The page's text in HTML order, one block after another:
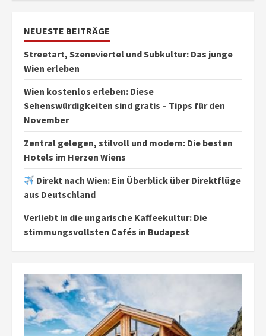
NEUESTE BEITRÄGE
Streetart, Szeneviertel und Subkultur: Das junge
Wien erleben
Wien kostenlos erleben: Diese
Sehenswürdigkeiten sind gratis – Tipps für den
November
Zentral gelegen, stilvoll und modern: Die besten
Hotels im Herzen Wiens
Direkt nach Wien: Ein Überblick über Direktflüge
aus Deutschland
Verliebt in die ungarische Kaffeekultur: Die
stimmungsvollsten Cafés in Budapest